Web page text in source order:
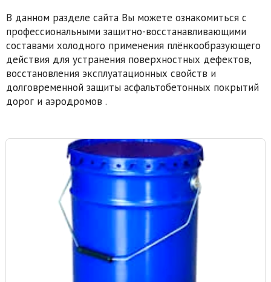
В данном разделе сайта Вы можете ознакомиться с
профессиональными защитно-восстанавливающими
составами холодного применения плёнкообразующего
действия для устранения поверхностных дефектов,
восстановления эксплуатационных свойств и
долговременной защиты асфальтобетонных покрытий
дорог и аэродромов .